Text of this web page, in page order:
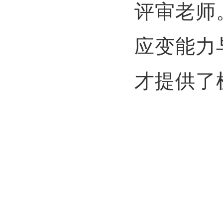
评审老师
应变能力
才提供了